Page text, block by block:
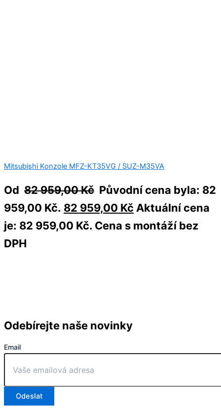
Mitsubishi Konzole MFZ-KT35VG / SUZ-M35VA
Od 82 959,00Kč Původní cena byla: 82
959,00 Kč. 82 959,00 Kč Aktuální cena
je: 82 959,00 Kč. Cena s montáží bez
DPH
Odebírejte naše novinky
Email
Odeslat